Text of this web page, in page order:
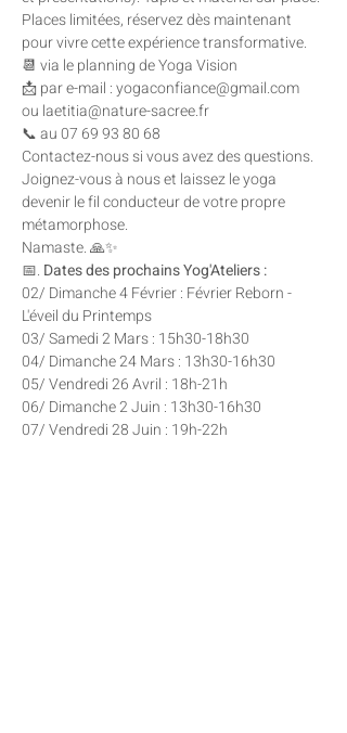
Places limitées, réservez dès maintenant
pour vivre cette expérience transformative.
📆 via le planning de Yoga Vision
📩 par e-mail : yogaconfiance@gmail.com
ou laetitia@nature-sacree.fr
📞 au 07 69 93 80 68
Contactez-nous si vous avez des questions.
Joignez-vous à nous et laissez le yoga
devenir le fil conducteur de votre propre
métamorphose.
Namaste. 🙏✨
📅. Dates des prochains Yog'Ateliers :
02/ Dimanche 4 Février : Février Reborn -
L'éveil du Printemps
03/ Samedi 2 Mars : 15h30-18h30
04/ Dimanche 24 Mars : 13h30-16h30
05/ Vendredi 26 Avril : 18h-21h
06/ Dimanche 2 Juin : 13h30-16h30
07/ Vendredi 28 Juin : 19h-22h